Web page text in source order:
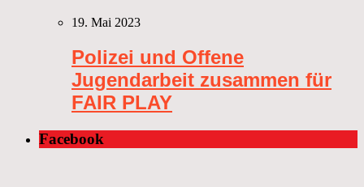
19. Mai 2023
Polizei und Offene
Jugendarbeit zusammen für
FAIR PLAY
Facebook